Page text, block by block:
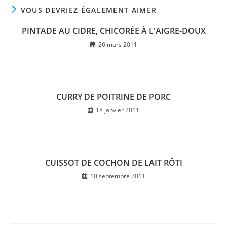
VOUS DEVRIEZ ÉGALEMENT AIMER
PINTADE AU CIDRE, CHICORÉE À L'AIGRE-DOUX
26 mars 2011
CURRY DE POITRINE DE PORC
18 janvier 2011
CUISSOT DE COCHON DE LAIT RÔTI
10 septembre 2011